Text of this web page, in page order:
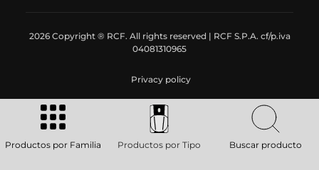
2026 Copyright ® RCF. All rights reserved | RCF S.P.A. cf/p.iva
04081310965
Privacy policy
Productos por Familia Productos por Tipo Buscar producto